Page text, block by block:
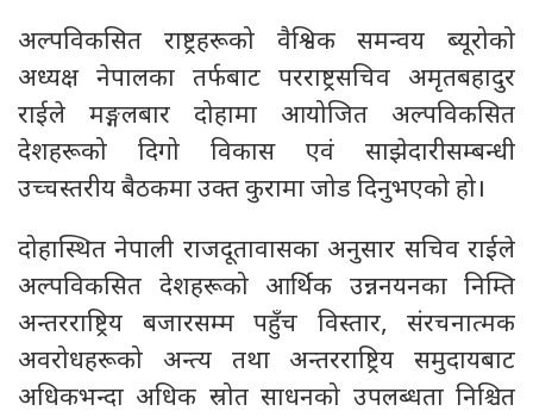
अल्पविकसित राष्ट्रहरूको वैश्विक समन्वय ब्यूरोको
अध्यक्ष नेपालका तर्फबाट परराष्ट्रसचिव अमृतबहादुर
राईले मङ्गलबार दोहामा आयोजित अल्पविकसित
देशहरूको दिगो विकास एवं साझेदारीसम्बन्धी
उच्चस्तरीय बैठकमा उक्त कुरामा जोड दिनुभएको हो।
दोहास्थित नेपाली राजदूतावासका अनुसार सचिव राईले
अल्पविकसित देशहरूको आर्थिक उन्ननयनका निम्ति
अन्तरराष्ट्रिय बजारसम्म पहुँच विस्तार, संरचनात्मक
अवरोधहरूको अन्त्य तथा अन्तरराष्ट्रिय समुदायबाट
अधिकभन्दा अधिक स्रोत साधनको उपलब्धता निश्चित